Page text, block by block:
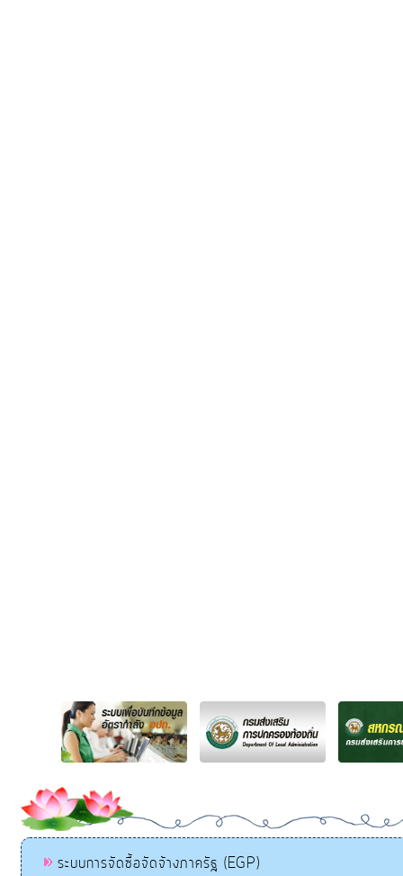
ระบบการจัดซื้อจัดจ้างภาครัฐ (EGP)